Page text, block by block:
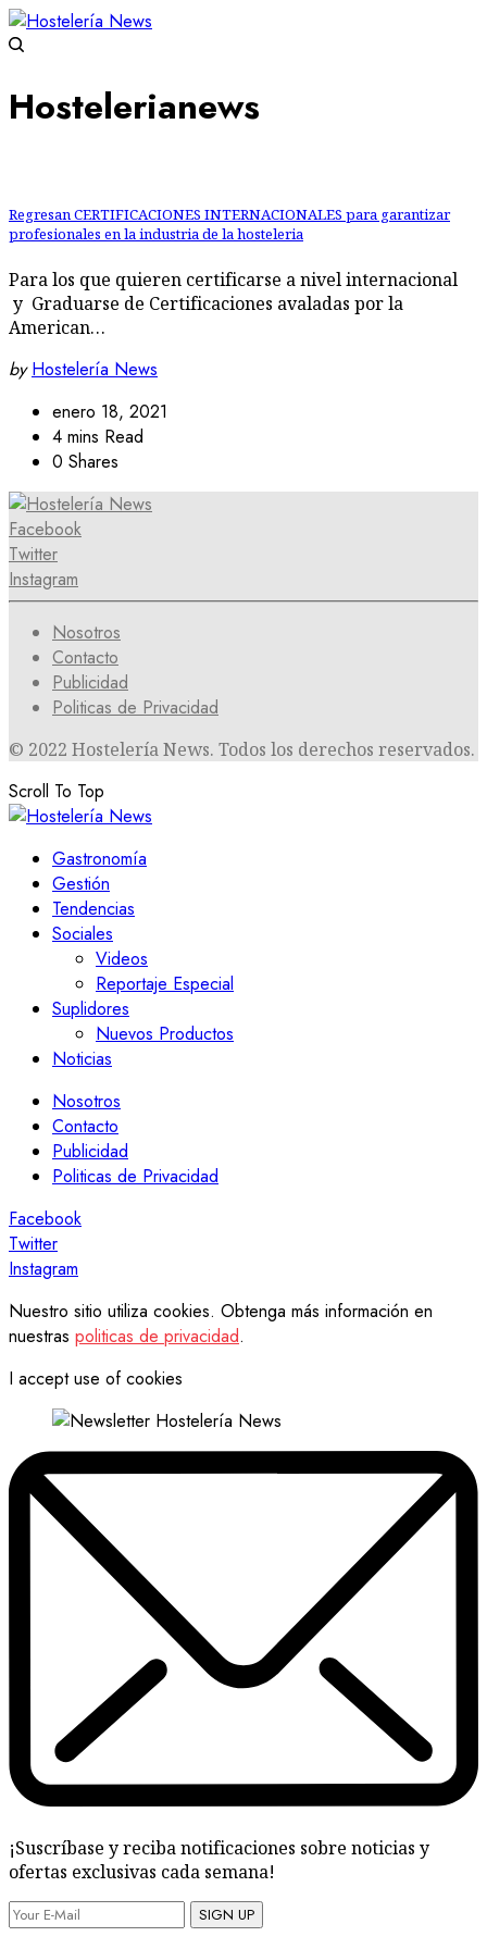
Hostelerianews
Regresan CERTIFICACIONES INTERNACIONALES para garantizar
profesionales en la industria de la hosteleria
Para los que quieren certificarse a nivel internacional
y Graduarse de Certificaciones avaladas por la
American…
by Hostelería News
enero 18, 2021
4 mins Read
0 Shares
Facebook
Twitter
Instagram
Nosotros
Contacto
Publicidad
Politicas de Privacidad
© 2022 Hostelería News. Todos los derechos reservados.
Scroll To Top
Gastronomía
Gestión
Tendencias
Sociales
Videos
Reportaje Especial
Suplidores
Nuevos Productos
Noticias
Nosotros
Contacto
Publicidad
Politicas de Privacidad
Facebook
Twitter
Instagram
Nuestro sitio utiliza cookies. Obtenga más información en
nuestras politicas de privacidad.
I accept use of cookies
¡Suscríbase y reciba notificaciones sobre noticias y
ofertas exclusivas cada semana!
SIGN UP